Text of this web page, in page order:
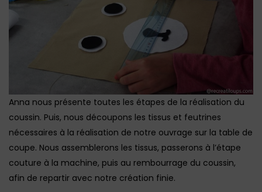
Anna nous présente toutes les étapes de la réalisation du
coussin. Puis, nous découpons les tissus et feutrines
nécessaires à la réalisation de notre ouvrage sur la table de
coupe. Nous assemblerons les tissus, passerons à l’étape
couture à la machine, puis au rembourrage du coussin,
afin de repartir avec notre création finie.